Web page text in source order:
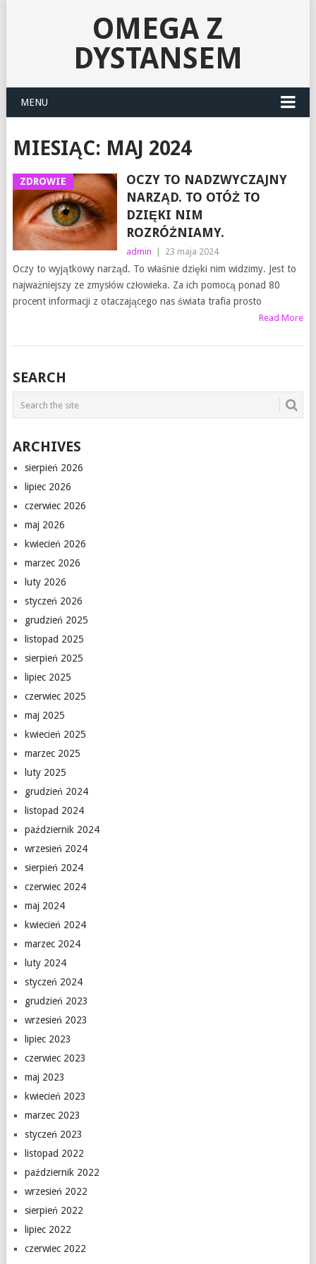
OMEGA Z
DYSTANSEM
MENU
MIESIĄC: MAJ 2024
ZDROWIE
OCZY TO NADZWYCZAJNY
NARZĄD. TO OTÓŻ TO
DZIĘKI NIM
ROZRÓŻNIAMY.
admin 23 maja 2024
Oczy to wyjątkowy narząd. To właśnie dzięki nim widzimy. Jest to
najważniejszy ze zmysłów człowieka. Za ich pomocą ponad 80
procent informacji z otaczającego nas świata trafia prosto
Read More
SEARCH
ARCHIVES
sierpień 2026
lipiec 2026
czerwiec 2026
maj 2026
kwiecień 2026
marzec 2026
luty 2026
styczeń 2026
grudzień 2025
listopad 2025
sierpień 2025
lipiec 2025
czerwiec 2025
maj 2025
kwiecień 2025
marzec 2025
luty 2025
grudzień 2024
listopad 2024
październik 2024
wrzesień 2024
sierpień 2024
czerwiec 2024
maj 2024
kwiecień 2024
marzec 2024
luty 2024
styczeń 2024
grudzień 2023
wrzesień 2023
lipiec 2023
czerwiec 2023
maj 2023
kwiecień 2023
marzec 2023
styczeń 2023
listopad 2022
październik 2022
wrzesień 2022
sierpień 2022
lipiec 2022
czerwiec 2022